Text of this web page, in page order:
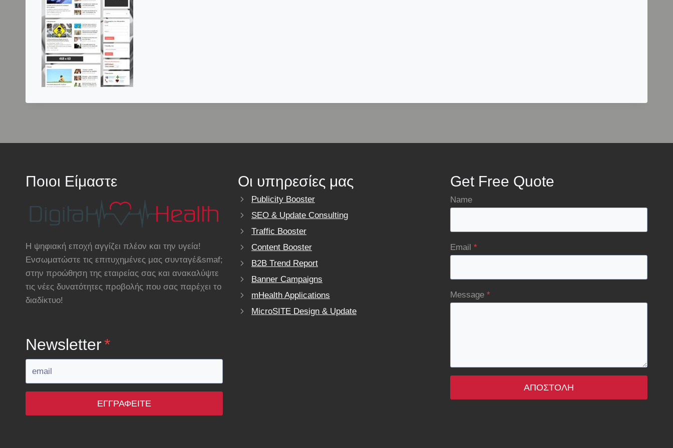
Ποιοι Είμαστε
Η ψηφιακή εποχή αγγίζει πλέον και την υγεία!
Ενσωματώστε τις επιτυχημένες μας συνταγέ&smaf;
στην προώθηση της εταιρείας σας και ανακαλύψτε
τις νέες δυνατότητες προβολής που σας παρέχει το
διαδίκτυο!
Newsletter*
ΕΓΓΡΑΦΕΊΤΕ
Οι υπηρεσίες μας
Publicity Booster
SEO & Update Consulting
Traffic Booster
Content Booster
B2B Trend Report
Banner Campaigns
mHealth Applications
MicroSITE Design & Update
Get Free Quote
Name
Email *
Message *
ΑΠΟΣΤΟΛΉ